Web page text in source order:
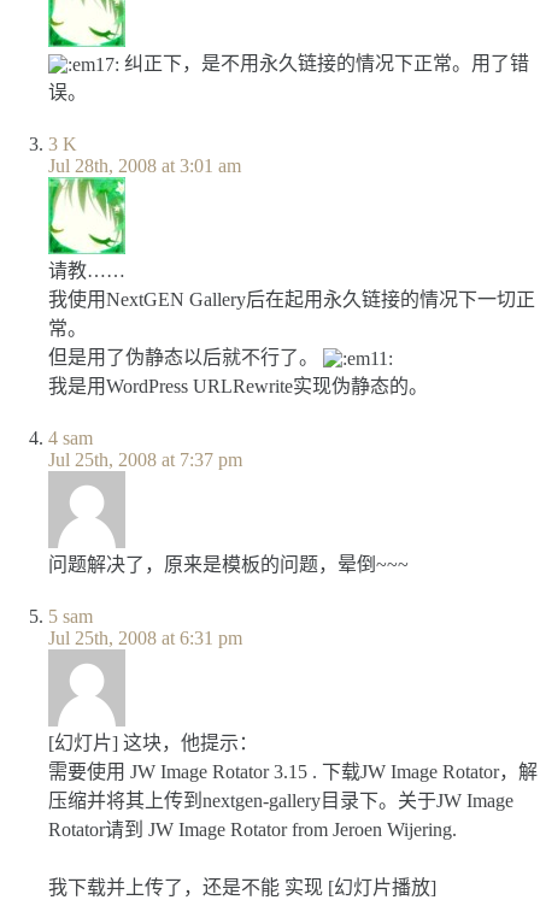
纠正下，是不用永久链接的情况下正常。用了错
误。
3 K
Jul 28th, 2008 at 3:01 am
请教……
我使用NextGEN Gallery后在起用永久链接的情况下一切正
常。
但是用了伪静态以后就不行了。
我是用WordPress URLRewrite实现伪静态的。
4 sam
Jul 25th, 2008 at 7:37 pm
问题解决了，原来是模板的问题，晕倒~~~
5 sam
Jul 25th, 2008 at 6:31 pm
[幻灯片] 这块，他提示：
需要使用 JW Image Rotator 3.15 . 下载JW Image Rotator，解
压缩并将其上传到nextgen-gallery目录下。关于JW Image
Rotator请到 JW Image Rotator from Jeroen Wijering.
我下载并上传了，还是不能 实现 [幻灯片播放]